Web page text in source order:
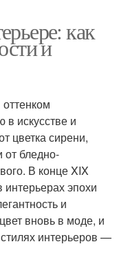
как
и
в искусстве и
цветка сирени,
от бледно-
В конце XIX
эпохи
и
вновь в моде, и
интерьеров —